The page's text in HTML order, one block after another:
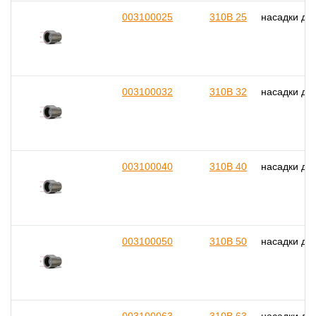
003100025 310B 25 насадки
003100032 310B 32 насадки
003100040 310B 40 насадки
003100050 310B 50 насадки